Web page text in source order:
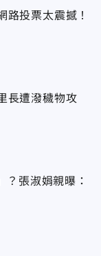
投票太震撼！
長遭潑穢物攻
？張淑娟親曝：